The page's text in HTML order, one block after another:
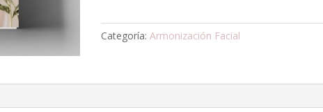
cantidad
Categoría:Armonización Facial